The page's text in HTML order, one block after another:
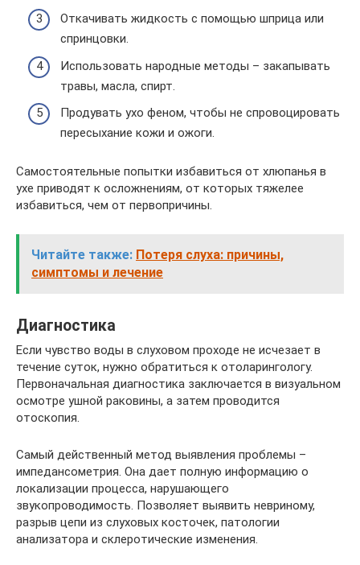
Откачивать жидкость с помощью шприца или
спринцовки.
Использовать народные методы – закапывать
травы, масла, спирт.
Продувать ухо феном, чтобы не спровоцировать
пересыхание кожи и ожоги.
Самостоятельные попытки избавиться от хлюпанья в
ухе приводят к осложнениям, от которых тяжелее
избавиться, чем от первопричины.
Читайте также: Потеря слуха: причины,
симптомы и лечение
Диагностика
Если чувство воды в слуховом проходе не исчезает в
течение суток, нужно обратиться к отоларингологу.
Первоначальная диагностика заключается в визуальном
осмотре ушной раковины, а затем проводится
отоскопия.
Самый действенный метод выявления проблемы –
импедансометрия. Она дает полную информацию о
локализации процесса, нарушающего
звукопроводимость. Позволяет выявить невриному,
разрыв цепи из слуховых косточек, патологии
анализатора и склеротические изменения.